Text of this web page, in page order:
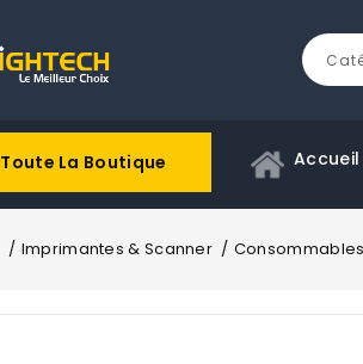
Toute La Boutique Accueil
Imprimantes & Scanner